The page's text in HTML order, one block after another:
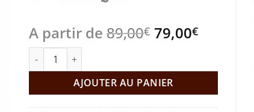
A partir de 89,00€ Le
prix
était :
89,00€.
79,00€Le
est :
79,00€.
quantité de TABLEAU MOSAÏQUE CORANIQUE
AJOUTER AU PANIER